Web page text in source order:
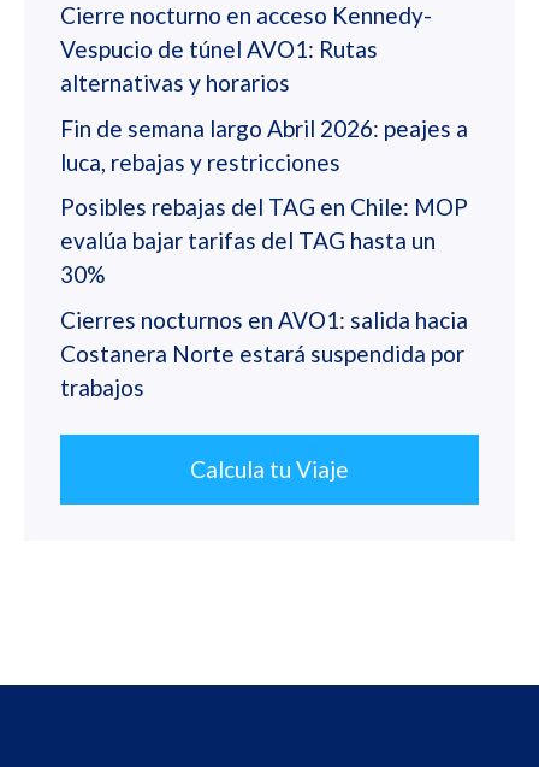
Cierre nocturno en acceso Kennedy-
Vespucio de túnel AVO1: Rutas
alternativas y horarios
Fin de semana largo Abril 2026: peajes a
luca, rebajas y restricciones
Posibles rebajas del TAG en Chile: MOP
evalúa bajar tarifas del TAG hasta un
30%
Cierres nocturnos en AVO1: salida hacia
Costanera Norte estará suspendida por
trabajos
Calcula tu Viaje